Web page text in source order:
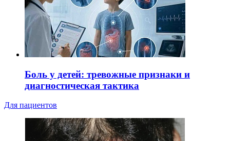
Боль у детей: тревожные признаки и
диагностическая тактика
Для пациентов